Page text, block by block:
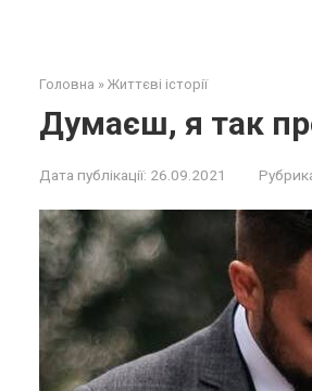
Головна » Життєві історії
Думаєш, я так
Дата публікації: 26.09.2021